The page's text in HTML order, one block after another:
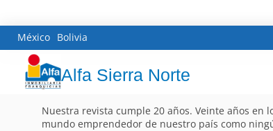
México Bolivia
Alfa Sierra Norte
Nuestra revista cumple 20 años. Veinte años
mundo emprendedor de nuestro país como